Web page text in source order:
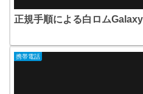
正規手順による白ロム
携帯電話